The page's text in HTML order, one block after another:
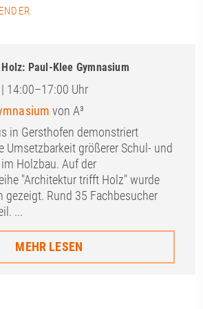
Paul-Klee Gymnasium
14:00–17:00 Uhr
von A³
in Gersthofen demonstriert
Umsetzbarkeit größerer Schul- und
Holzbau. Auf der
"Architektur trifft Holz" wurde
gezeigt. Rund 35 Fachbesucher
...
MEHR LESEN